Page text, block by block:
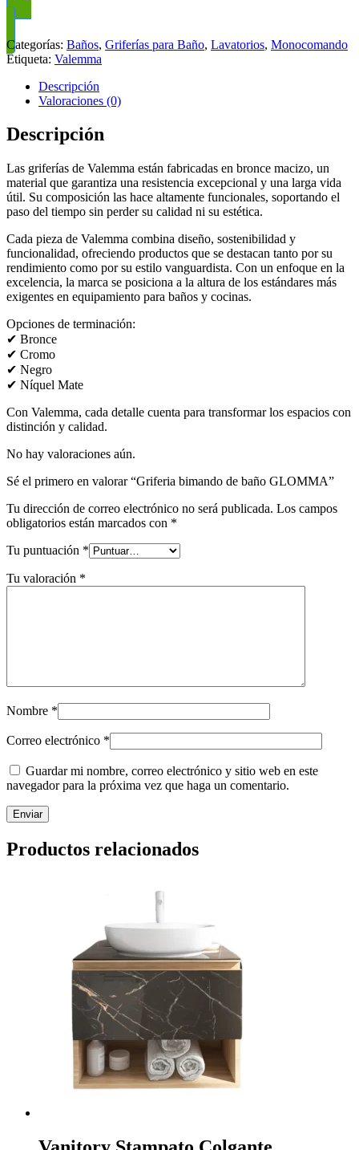
Categorías: Baños, Griferías para Baño, Lavatorios, Monocomando
Etiqueta: Valemma
Descripción
Valoraciones (0)
Descripción
Las griferías de Valemma están fabricadas en bronce macizo, un
material que garantiza una resistencia excepcional y una larga vida
útil. Su composición las hace altamente funcionales, soportando el
paso del tiempo sin perder su calidad ni su estética.
Cada pieza de Valemma combina diseño, sostenibilidad y
funcionalidad, ofreciendo productos que se destacan tanto por su
rendimiento como por su estilo vanguardista. Con un enfoque en la
excelencia, la marca se posiciona a la altura de los estándares más
exigentes en equipamiento para baños y cocinas.
Opciones de terminación:
✔ Bronce
✔ Cromo
✔ Negro
✔ Níquel Mate
Con Valemma, cada detalle cuenta para transformar los espacios con
distinción y calidad.
No hay valoraciones aún.
Sé el primero en valorar “Griferia bimando de baño GLOMMA”
Tu dirección de correo electrónico no será publicada. Los campos
obligatorios están marcados con *
Tu puntuación *
Tu valoración *
Nombre *
Correo electrónico *
Guardar mi nombre, correo electrónico y sitio web en este
navegador para la próxima vez que haga un comentario.
Productos relacionados